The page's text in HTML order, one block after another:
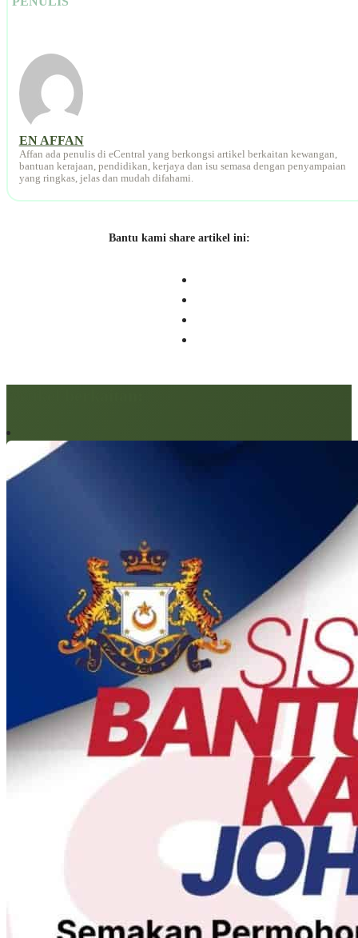
EN AFFAN
Affan ada penulis di eCentral yang berkongsi artikel berkaitan kewangan,
bantuan kerajaan, pendidikan, kerjaya dan isu semasa dengan penyampaian
yang ringkas, jelas dan mudah difahami.
Bantu kami share artikel ini: